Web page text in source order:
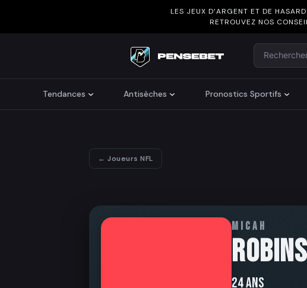
LES JEUX D’ARGENT ET DE
RETROUVEZ NOS
Rechercher
Search
Tendances Antisèches Pronostics Sportifs
← Joueurs NFL
MICAH
24 ans